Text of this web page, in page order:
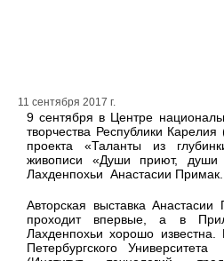
11 сентября 2017 г.
9 сентября в Центре
творчества Республики
проекта «Таланты из
живописи «Души приют, души
Лахденпохьи Анастасии Примак.
Авторская выставка
проходит впервые, а в
Лахденпохьи хорошо известна.
Петербургского